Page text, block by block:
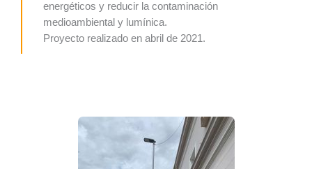
energéticos y reducir la contaminación
medioambiental y lumínica.
Proyecto realizado en abril de 2021.